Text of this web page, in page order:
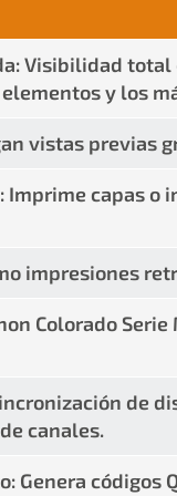
Visibilidad
y los
vistas previas
capas o
impresiones
Colorado
de
canales.
Genera